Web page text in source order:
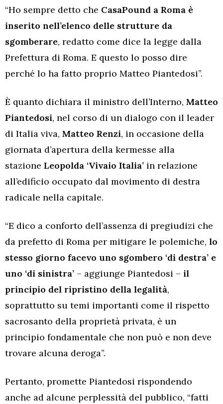
“Ho sempre detto che CasaPound a Roma è
inserito nell’elenco delle strutture da
sgomberare, redatto come dice la legge dalla
Prefettura di Roma. E questo lo posso dire
perché lo ha fatto proprio Matteo Piantedosi”.
È quanto dichiara il ministro dell’Interno, Matteo
Piantedosi, nel corso di un dialogo con il leader
di Italia viva, Matteo Renzi, in occasione della
giornata d’apertura della kermesse alla
stazione Leopolda ‘Vivaio Italia’ in relazione
all’edificio occupato dal movimento di destra
radicale nella capitale.
“E dico a conforto dell’assenza di pregiudizi che
da prefetto di Roma per mitigare le polemiche, lo
stesso giorno facevo uno sgombero ‘di destra’ e
uno ‘di sinistra’ – aggiunge Piantedosi – il
principio del ripristino della legalità,
soprattutto su temi importanti come il rispetto
sacrosanto della proprietà privata, è un
principio fondamentale che non può e non deve
trovare alcuna deroga”.
Pertanto, promette Piantedosi rispondendo
anche ad alcune perplessità del pubblico, “fatti